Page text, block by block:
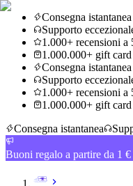
Consegna istantanea
Supporto
1.000+ recensioni a
1.000.000+ gift
Consegna istantanea
Supporto
1.000+ recensioni a
1.000.000+ gift
Consegna istantanea
Buoni regalo a partire da 1